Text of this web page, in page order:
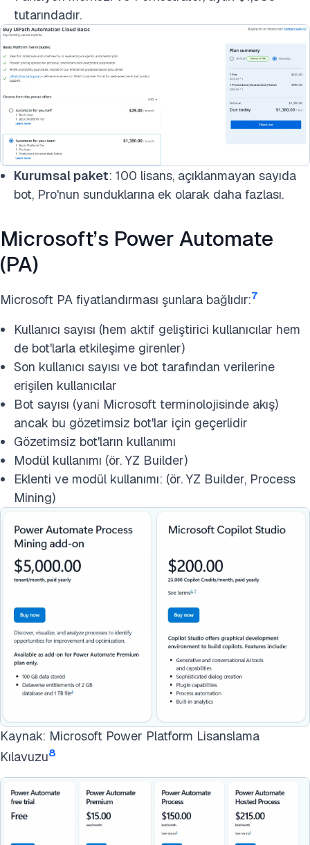
tutarındadır.
Kurumsal paket: 100 lisans, açıklanmayan sayıda
bot, Pro'nun sunduklarına ek olarak daha fazlası.
Microsoft’s Power Automate
(PA)
Microsoft PA fiyatlandırması şunlara bağlıdır:7
Kullanıcı sayısı (hem aktif geliştirici kullanıcılar hem
de bot'larla etkileşime girenler)
Son kullanıcı sayısı ve bot tarafından verilerine
erişilen kullanıcılar
Bot sayısı (yani Microsoft terminolojisinde akış)
ancak bu gözetimsiz bot'lar için geçerlidir
Gözetimsiz bot'ların kullanımı
Modül kullanımı (ör. YZ Builder)
Eklenti ve modül kullanımı: (ör. YZ Builder, Process
Mining)
Kaynak: Microsoft Power Platform Lisanslama
Kılavuzu8